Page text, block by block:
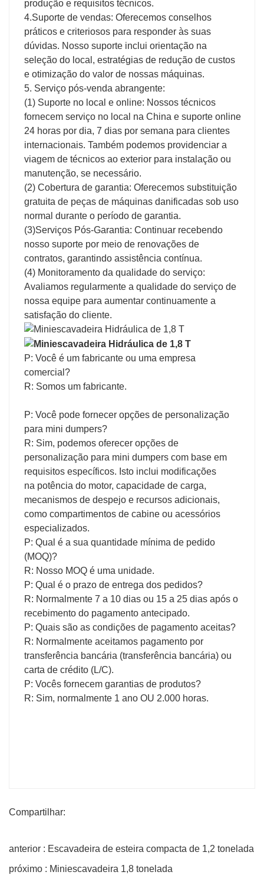
produção e requisitos técnicos.
4.Suporte de vendas: Oferecemos conselhos
práticos e criteriosos para responder às suas
dúvidas. Nosso suporte inclui orientação na
seleção do local, estratégias de redução de custos
e otimização do valor de nossas máquinas.
5. Serviço pós-venda abrangente:
(1) Suporte no local e online: Nossos técnicos
fornecem serviço no local na China e suporte online
24 horas por dia, 7 dias por semana para clientes
internacionais. Também podemos providenciar a
viagem de técnicos ao exterior para instalação ou
manutenção, se necessário.
(2) Cobertura de garantia: Oferecemos substituição
gratuita de peças de máquinas danificadas sob uso
normal durante o período de garantia.
(3)Serviços Pós-Garantia: Continuar recebendo
nosso suporte por meio de renovações de
contratos, garantindo assistência contínua.
(4) Monitoramento da qualidade do serviço:
Avaliamos regularmente a qualidade do serviço de
nossa equipe para aumentar continuamente a
satisfação do cliente.
P: Você é um fabricante ou uma empresa
comercial?
R: Somos um fabricante.
P: Você pode fornecer opções de personalização
para mini dumpers?
R: Sim, podemos oferecer opções de
personalização para mini dumpers com base em
requisitos específicos. Isto inclui modificações
na potência do motor, capacidade de carga,
mecanismos de despejo e recursos adicionais,
como compartimentos de cabine ou acessórios
especializados.
P: Qual é a sua quantidade mínima de pedido
(MOQ)?
R: Nosso MOQ é uma unidade.
P: Qual é o prazo de entrega dos pedidos?
R: Normalmente 7 a 10 dias ou 15 a 25 dias após o
recebimento do pagamento antecipado.
P: Quais são as condições de pagamento aceitas?
R: Normalmente aceitamos pagamento por
transferência bancária (transferência bancária) ou
carta de crédito (L/C).
P: Vocês fornecem garantias de produtos?
R: Sim, normalmente 1 ano OU 2.000 horas.
Compartilhar:
anterior : Escavadeira de esteira compacta de 1,2 tonelada
próximo : Miniescavadeira 1,8 tonelada